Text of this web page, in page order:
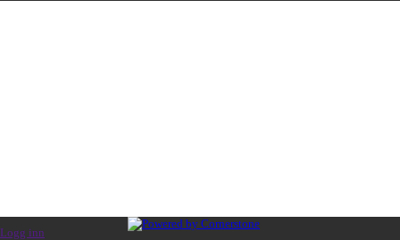
Logg inn